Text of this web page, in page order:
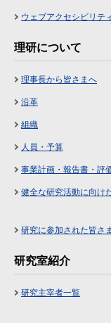
ウェブアクセシビリテ
理研について
理事長から皆さまへ
沿革
組織
人員・予算
事業計画・報告書・評
健全な研究活動に向け
研究に参加された皆さ
研究室紹介
研究主宰者一覧